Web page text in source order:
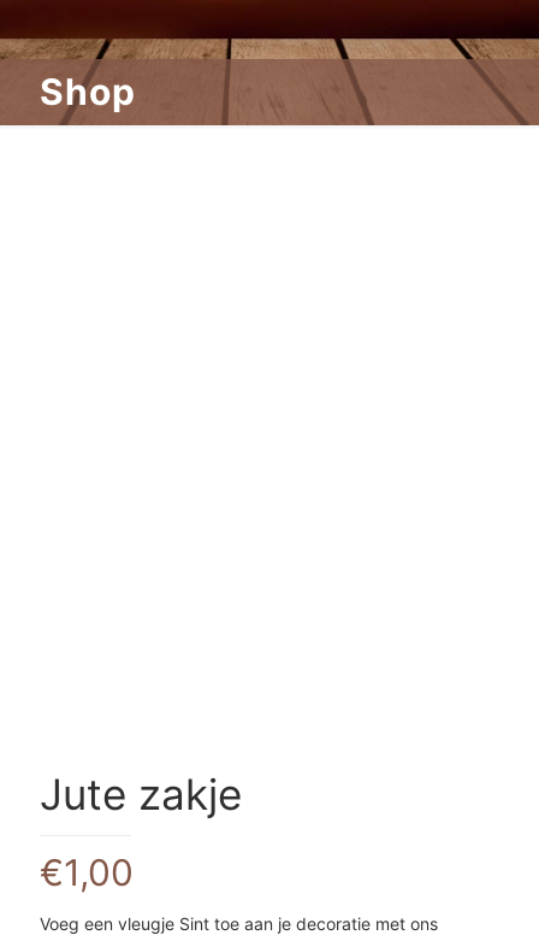
Shop
Jute zakje
€1,00
Voeg een vleugje Sint toe aan je decoratie met ons